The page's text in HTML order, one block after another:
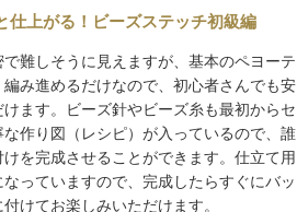
仕上がる！ビーズステッチ初級編
難しそうに見えますが、基本のペヨーテ
み進めるだけなので、初心者さんでも安
ます。ビーズ針やビーズ糸も最初からセ
作り図（レシピ）が入っているので、誰
を完成させることができます。仕立て用
っていますので、完成したらすぐにバッ
けてお楽しみいただけます。